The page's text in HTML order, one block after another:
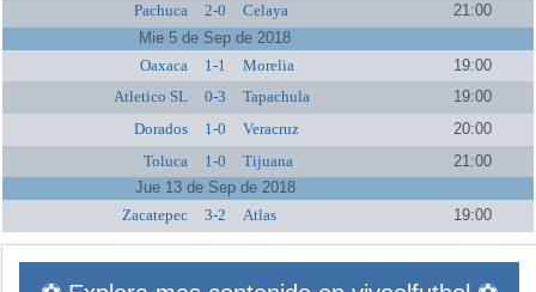
Pachuca
2-0 Celaya
21:00
Mie 5 de Sep de 2018
Oaxaca
1-1 Morelia
19:00
Atletico SL
0-3 Tapachula
19:00
Dorados
1-0 Veracruz
20:00
Toluca
1-0 Tijuana
21:00
Jue 13 de Sep de 2018
Zacatepec
3-2 Atlas 19:00